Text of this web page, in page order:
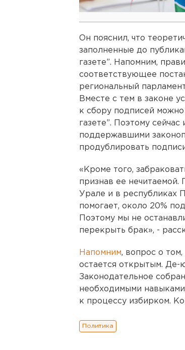
Он пояснил, что
заполненные до
газете”. Напомним,
соответствующее
региональный
Вместе с тем в законе
к сбору подписей
газете”. Поэтому
поддержавшими
продублировать
«Кроме того,
признав ее нечитаемой.
Урале и в республиках
помогает, около 20%
Поэтому мы не
перекрыть брак», -
Напомним, вопрос о
остается открытым. Де-
Законодательное
необходимыми
к процессу избирком.
Политика